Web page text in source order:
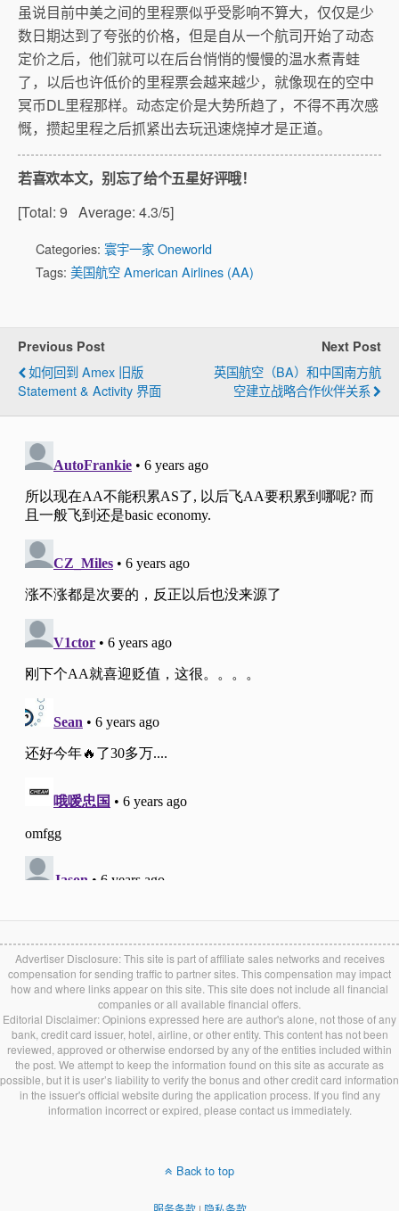
虽说目前中美之间的里程票似乎受影响不算大，仅仅是少
数日期达到了夸张的价格，但是自从一个航司开始了动态
定价之后，他们就可以在后台悄悄的慢慢的温水煮青蛙
了，以后也许低价的里程票会越来越少，就像现在的空中
冥币DL里程那样。动态定价是大势所趋了，不得不再次感
慨，攒起里程之后抓紧出去玩迅速烧掉才是正道。
若喜欢本文，别忘了给个五星好评哦！
[Total: 9 Average: 4.3/5]
Categories: 寰宇一家 Oneworld
Tags: 美国航空 American Airlines (AA)
Previous Post
如何回到 Amex 旧版
Statement & Activity 界面
Next Post
英国航空（BA）和中国南方航
空建立战略合作伙伴关系
Advertiser Disclosure: This site is part of affiliate sales networks and receives
compensation for sending traffic to partner sites. This compensation may impact
how and where links appear on this site. This site does not include all financial
companies or all available financial offers.
Editorial Disclaimer: Opinions expressed here are author's alone, not those of any
bank, credit card issuer, hotel, airline, or other entity. This content has not been
reviewed, approved or otherwise endorsed by any of the entities included within
the post. We attempt to keep the information found on this site as accurate as
possible, but it is user’s liability to verify the bonus and other credit card information
in the issuer's official website during the application process. If you find any
information incorrect or expired, please contact us immediately.
Back to top